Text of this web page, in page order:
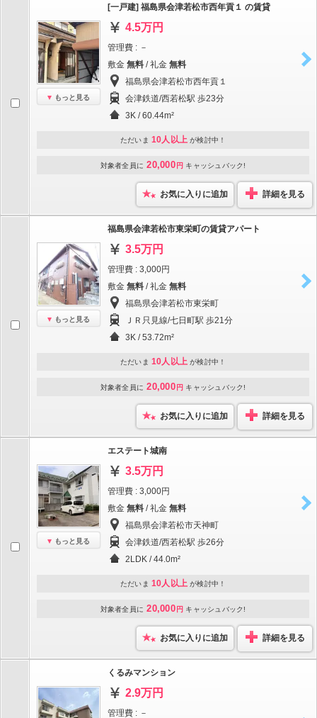
もっと見る
[一戸建] 福島県会津若松市西年貢１ の賃貸
4.5万円
管理費 : －
敷金 無料 / 礼金 無料
福島県会津若松市西年貢１
会津鉄道/西若松駅 歩23分
3K / 60.44m²
ただいま 10人以上 が検討中！
対象者全員に 20,000 円 キャッシュバック!
お気に入りに追加 詳細を見る
もっと見る
福島県会津若松市東栄町の賃貸アパート
3.5万円
管理費 : 3,000円
敷金 無料 / 礼金 無料
福島県会津若松市東栄町
ＪＲ只見線/七日町駅 歩21分
3K / 53.72m²
ただいま 10人以上 が検討中！
対象者全員に 20,000 円 キャッシュバック!
お気に入りに追加 詳細を見る
もっと見る
エステート城南
3.5万円
管理費 : 3,000円
敷金 無料 / 礼金 無料
福島県会津若松市天神町
会津鉄道/西若松駅 歩26分
2LDK / 44.0m²
ただいま 10人以上 が検討中！
対象者全員に 20,000 円 キャッシュバック!
お気に入りに追加 詳細を見る
くるみマンション
2.9万円
管理費 : －